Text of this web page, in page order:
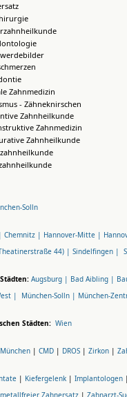
Zahnmedizin
- Zähneknirschen
Zahnheilkunde
Zahnmedizin
Zahnheilkunde
Solln
Chemnitz | Hannover-Mitte |
44) | Sindelfingen |
Augsburg | Bad Aibling |
| München-Solln | München-
Städten: Wien
| CMD | DROS | Zirkon |
| Kiefergelenk | Implantologen |